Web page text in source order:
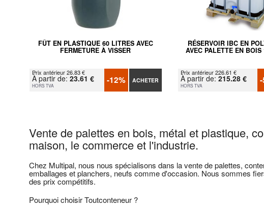
FÛT EN PLASTIQUE 60 LITRES AVEC
FERMETURE À VISSER
Prix antérieur 26.83 €
À partir de:23.61 €
HORS TVA -12% ACHETER
RÉSERVOIR IBC EN
AVEC PALETTE EN
Prix antérieur 226.61 €
À partir de:215.28 €
HORS TVA
Vente de palettes en bois, métal et plastique,
maison, le commerce et l'industrie.
Chez Multipal, nous nous spécialisons dans la vente de palettes,
emballages et planchers, neufs comme d'occasion. Nous sommes
des prix compétitifs.
Pourquoi choisir Toutconteneur ?